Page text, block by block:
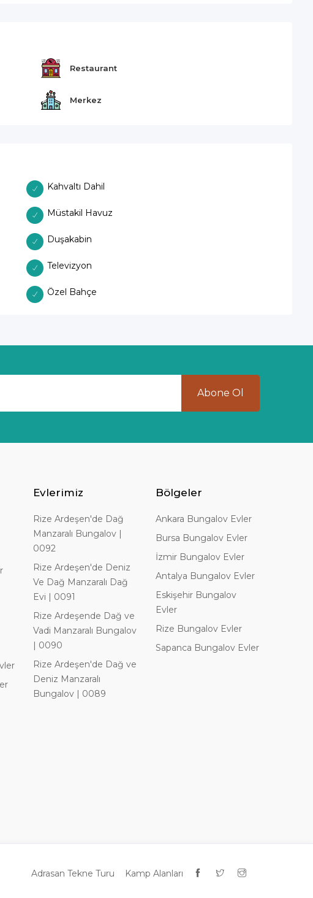
Restaurant
Merkez
Kahvaltı Dahil
Müstakil Havuz
Duşakabin
Televizyon
Özel Bahçe
Abone Ol
Evlerimiz
Rize Ardeşen'de Dağ
Manzaralı Bungalov |
0092
Rize Ardeşen'de Deniz
Ve Dağ Manzaralı Dağ
Evi | 0091
Rize Ardeşende Dağ ve
Vadi Manzaralı Bungalov
| 0090
Rize Ardeşen'de Dağ ve
Deniz Manzaralı
Bungalov | 0089
Bölgeler
Ankara Bungalov Evler
Bursa Bungalov Evler
İzmir Bungalov Evler
Antalya Bungalov Evler
Eskişehir Bungalov
Evler
Rize Bungalov Evler
Sapanca Bungalov Evler
Adrasan Tekne Turu Kamp Alanları